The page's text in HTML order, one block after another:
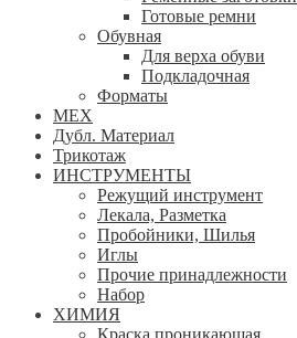
Готовые ремни
Обувная
Для верха обуви
Подкладочная
Форматы
МЕХ
Дубл. Материал
Трикотаж
ИНСТРУМЕНТЫ
Режущий инструмент
Лекала, Разметка
Пробойники, Шилья
Иглы
Прочие принадлежности
Набор
ХИМИЯ
Краска проникающая